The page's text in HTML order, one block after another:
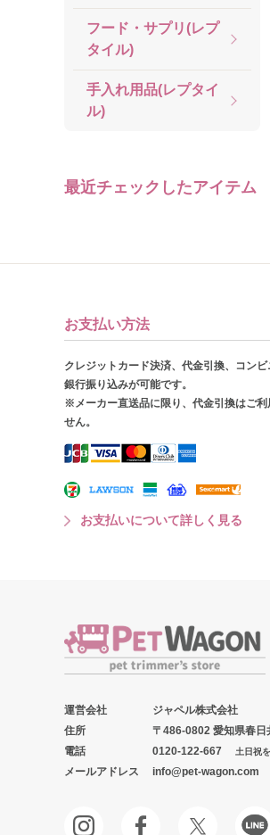
フード・サプリ(レプ
タイル)
手入れ用品(レプタイ
ル)
最近チェックしたアイテム
お支払い方法
クレジットカード決済、代金引換、コンビ
銀行振り込みが可能です。
※メーカー直送品に限り、代金引換はご利
せん。
お支払いについて詳しく見る
運営会社
ジャペル株式会社
住所
〒486-0802 愛知県春
電話
0120-122-667 土日祝
メールアドレス info@pet-wagon.com